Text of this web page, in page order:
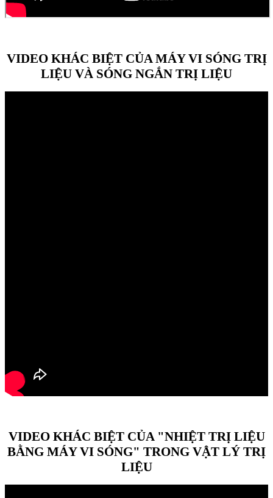
VIDEO KHÁC BIỆT CỦA MÁY VI SÓNG TRỊ
LIỆU VÀ SÓNG NGẮN TRỊ LIỆU
VIDEO KHÁC BIỆT CỦA "NHIỆT TRỊ LIỆU
BẰNG MÁY VI SÓNG" TRONG VẬT LÝ TRỊ
LIỆU